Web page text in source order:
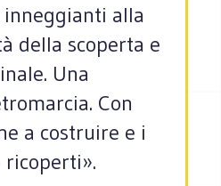
alla
della scoperta e
Una
Con
a costruire e i
ricoperti».